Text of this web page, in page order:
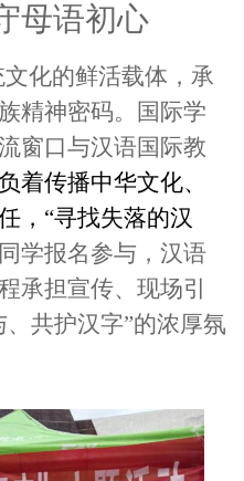
母语初心
化的鲜活载体，承
精神密码。国际学
窗口与汉语国际教
着传播中华文化、
，“寻找失落的汉
同学报名参与，汉语
承担宣传、现场引
共护汉字”的浓厚氛